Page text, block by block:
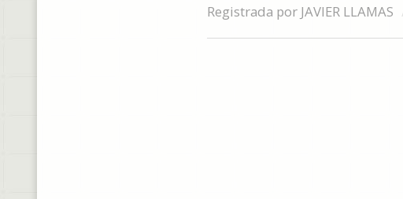
Registrada por JAVIER LLAMAS